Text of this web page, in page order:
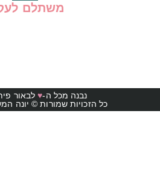
משתלם
נבנה מכל ה-♥לבאור
כל הזכויות שמורות © יונה